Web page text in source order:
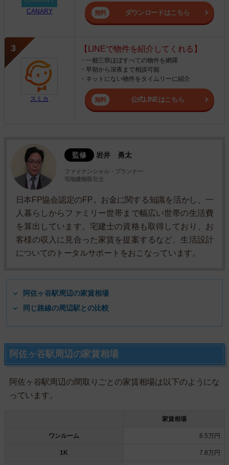
CANARY ダウンロードはこちら
スミカ
【LINEで物件を紹介してくれる】
・一都三県ほぼすべての物件を網羅
・早朝から深夜まで相談可能
・ネットにない物件をタイムリーに紹介
公式LINEはこちら
監修 岩井 勇太
ファイナンシャル・プランナー
宅地建物取引士
日本FP協会認定のFP。お金に関する知識を活かし、一
人暮らしからファミリー世帯まで幅広い世帯の生活費
を算出しています。宅建士の資格も取得しており、お
客様の収入に見合った家賃を提案するなど、生活設計
についてのトータルサポートをおこなっています。
阿佐ヶ谷駅周辺の家賃相場
同じ路線の周辺駅との比較
阿佐ヶ谷駅周辺の家賃相場
阿佐ヶ谷駅周辺の間取りごとの家賃相場は以下のようにな
っています。
家賃相場
ワンルーム 6.5万円
1K 7.8万円